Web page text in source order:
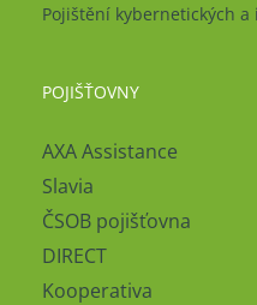
Pojištění kybernetických
POJIŠŤOVNY
AXA Assistance
Slavia
ČSOB pojišťovna
DIRECT
Kooperativa